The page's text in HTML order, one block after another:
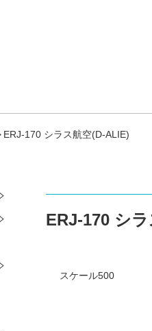
ERJ-170 シラス航空(D-ALIE)
ERJ-170 シ
スケール500